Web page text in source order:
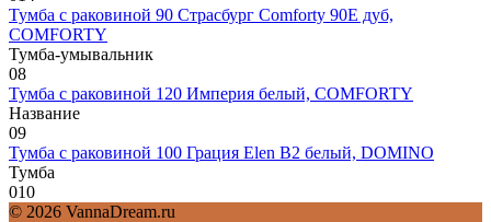
Тумба с раковиной 90 Страсбург Comforty 90E дуб,
COMFORTY
Тумба-умывальник
08
Тумба с раковиной 120 Империя белый, COMFORTY
Название
09
Тумба с раковиной 100 Грация Elen В2 белый, DOMINO
Тумба
010
© 2026 VannaDream.ru